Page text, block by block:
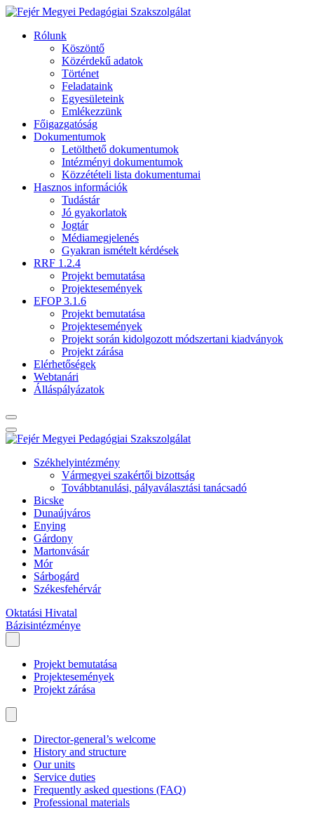
Rólunk
Köszöntő
Közérdekű adatok
Történet
Feladataink
Egyesületeink
Emlékezzünk
Főigazgatóság
Dokumentumok
Letölthető dokumentumok
Intézményi dokumentumok
Közzétételi lista dokumentumai
Hasznos információk
Tudástár
Jó gyakorlatok
Jogtár
Médiamegjelenés
Gyakran ismételt kérdések
RRF 1.2.4
Projekt bemutatása
Projektesemények
EFOP 3.1.6
Projekt bemutatása
Projektesemények
Projekt során kidolgozott módszertani kiadványok
Projekt zárása
Elérhetőségek
Webtanári
Álláspályázatok
Székhelyintézmény
Vármegyei szakértői bizottság
Továbbtanulási, pályaválasztási tanácsadó
Bicske
Dunaújváros
Enying
Gárdony
Martonvásár
Mór
Sárbogárd
Székesfehérvár
Oktatási Hivatal
Bázisintézménye
Projekt bemutatása
Projektesemények
Projekt zárása
Director-general’s welcome
History and structure
Our units
Service duties
Frequently asked questions (FAQ)
Professional materials